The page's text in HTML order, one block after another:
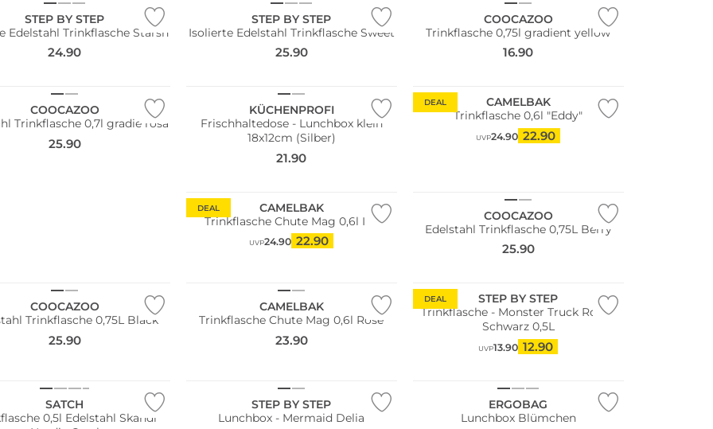
STEP BY STEP
Edelstahl Trinkflasche Starsh
24.90
STEP BY STEP
Isolierte Edelstahl Trinkflasche Sweet
25.90
COOCAZOO
Trinkflasche 0,75l gradient yellow
16.90
COOCAZOO
Trinkflasche 0,7l gradie rosa
25.90
KÜCHENPROFI
Frischhaltedose - Lunchbox klein
18x12cm (Silber)
21.90
DEAL
CAMELBAK
Trinkflasche 0,6l "Eddy"
UVP24.90 22.90
DEAL
CAMELBAK
Trinkflasche Chute Mag 0,6l Iris
UVP24.90 22.90
COOCAZOO
Edelstahl Trinkflasche 0,75L Berry
25.90
COOCAZOO
Trinkflasche 0,75L Black
25.90
CAMELBAK
Trinkflasche Chute Mag 0,6l Rose
23.90
DEAL
STEP BY STEP
Trinkflasche - Monster Truck Rocky
Schwarz 0,5L
UVP13.90 12.90
SATCH
0,5l Edelstahl Skandi
STEP BY STEP
Lunchbox - Mermaid Delia
ERGOBAG
Lunchbox Blümchen